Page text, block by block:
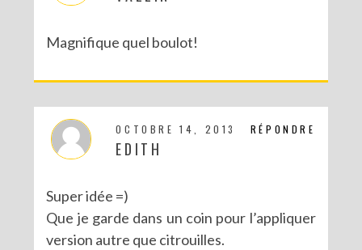
Magnifique quel boulot!
RÉPONDRE
OCTOBRE 14, 2013
EDITH
Super idée =)
Que je garde dans un coin pour l’appliquer
version autre que citrouilles.